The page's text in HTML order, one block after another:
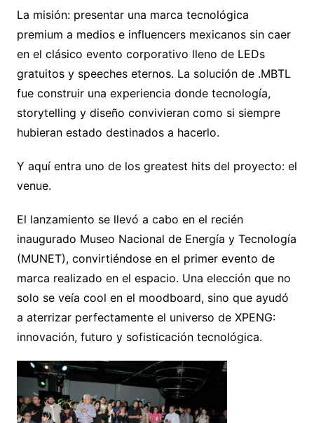
La misión: presentar una marca tecnológica
premium a medios e influencers mexicanos sin caer
en el clásico evento corporativo lleno de LEDs
gratuitos y speeches eternos. La solución de .MBTL
fue construir una experiencia donde tecnología,
storytelling y diseño convivieran como si siempre
hubieran estado destinados a hacerlo.
Y aquí entra uno de los greatest hits del proyecto: el
venue.
El lanzamiento se llevó a cabo en el recién
inaugurado Museo Nacional de Energía y Tecnología
(MUNET), convirtiéndose en el primer evento de
marca realizado en el espacio. Una elección que no
solo se veía cool en el moodboard, sino que ayudó
a aterrizar perfectamente el universo de XPENG:
innovación, futuro y sofisticación tecnológica.